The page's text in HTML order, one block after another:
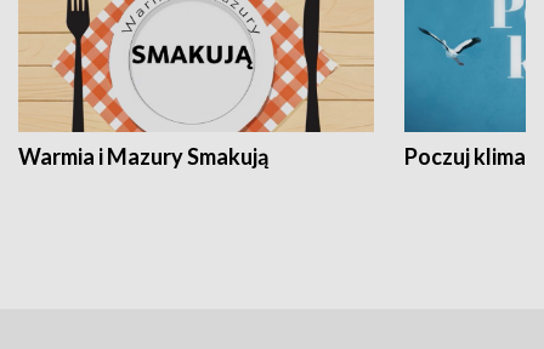
Warmia i Mazury Smakują Poczuj klimat